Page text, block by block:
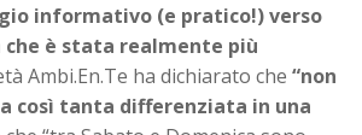
informativo (e pratico!) verso
che è stata realmente più
Ambi.En.Te ha dichiarato che “non
così tanta differenziata in una